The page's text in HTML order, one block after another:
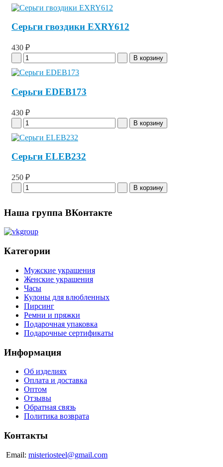
Серьги гвоздики EXRY612
430 ₽
Серьги EDEB173
430 ₽
Серьги ELEB232
250 ₽
Наша группа ВКонтакте
Категории
Мужские украшения
Женские украшения
Часы
Кулоны для влюбленных
Пирсинг
Ремни и пряжки
Подарочная упаковка
Подарочные сертификаты
Информация
Об изделиях
Оплата и доставка
Оптом
Отзывы
Обратная связь
Политика возврата
Контакты
Email: misteriosteel@gmail.com